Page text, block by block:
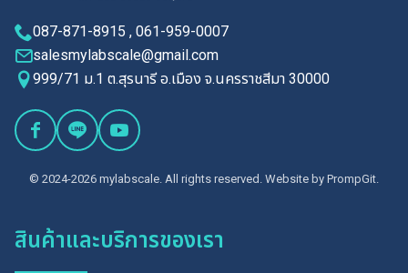
087-871-8915 , 061-959-0007
salesmylabscale@gmail.com
999/71 ม.1 ต.สุรนารี อ.เมือง จ.นครราชสีมา 30000
© 2024-2026 mylabscale. All rights reserved. Website by PrompGit.
สินค้าและบริการของเรา